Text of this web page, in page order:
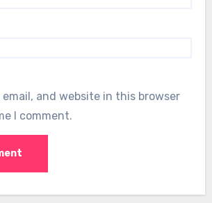
email, and website in this browser
I comment.